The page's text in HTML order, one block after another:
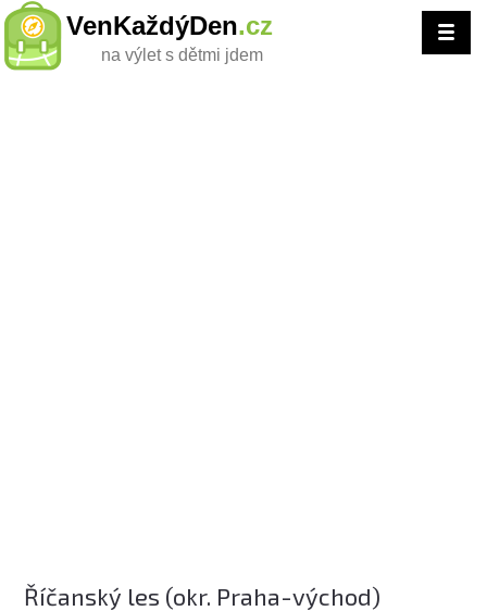
VenKaždýDen.cz
na výlet s dětmi jdem
Říčanský les (okr. Praha-východ)